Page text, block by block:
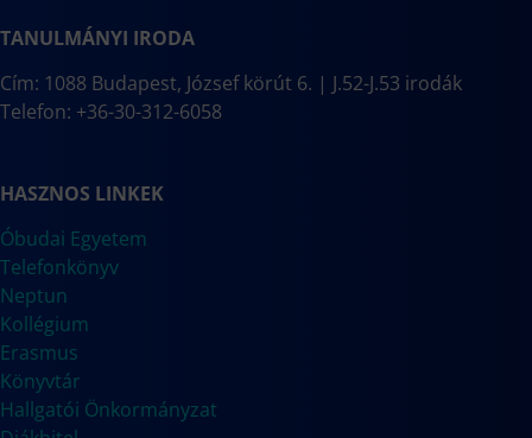
TANULMÁNYI IRODA
Cím: 1088 Budapest, József körút 6. | J.52-J.53 irodák
Telefon: +36-30-312-6058
HASZNOS LINKEK
Óbudai Egyetem
Telefonkönyv
Neptun
Kollégium
Erasmus
Könyvtár
Hallgatói Önkormányzat